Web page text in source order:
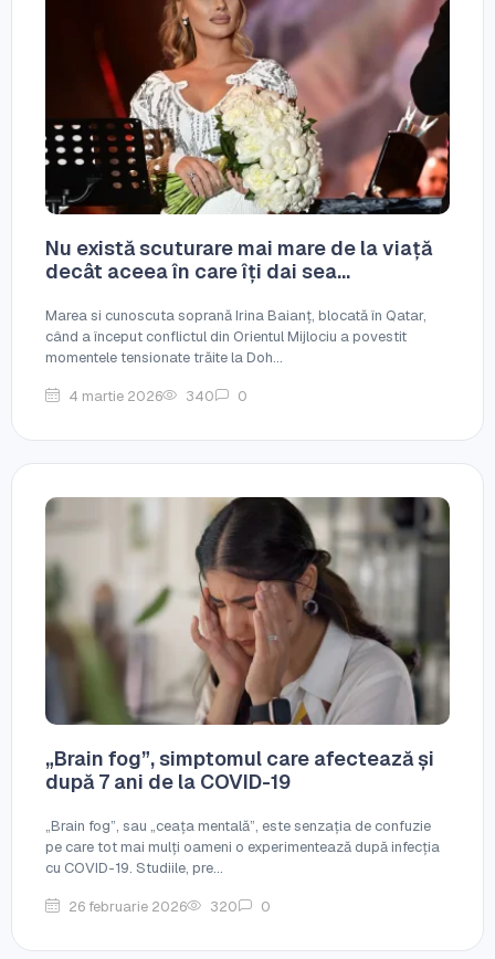
Nu există scuturare mai mare de la viață
decât aceea în care îți dai sea...
Marea si cunoscuta soprană Irina Baianț, blocată în Qatar,
când a început conflictul din Orientul Mijlociu a povestit
momentele tensionate trăite la Doh...
4 martie 2026 340 0
„Brain fog”, simptomul care afectează și
după 7 ani de la COVID-19
„Brain fog”, sau „ceața mentală”, este senzația de confuzie
pe care tot mai mulți oameni o experimentează după infecția
cu COVID-19. Studiile, pre...
26 februarie 2026 320 0